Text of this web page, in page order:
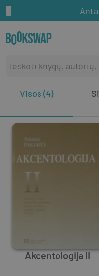
Visos (4)
Akcentologija II